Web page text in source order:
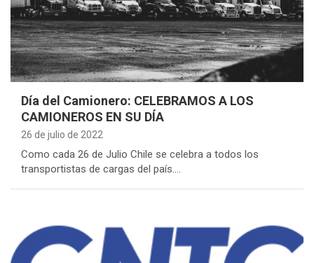
Día del Camionero: CELEBRAMOS A LOS
CAMIONEROS EN SU DÍA
26 de julio de 2022
Como cada 26 de Julio Chile se celebra a todos los
transportistas de cargas del país.…